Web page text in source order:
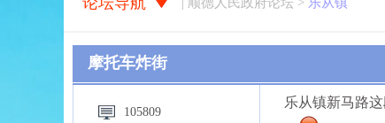
摩托车炸街
105809
乐从镇新马路